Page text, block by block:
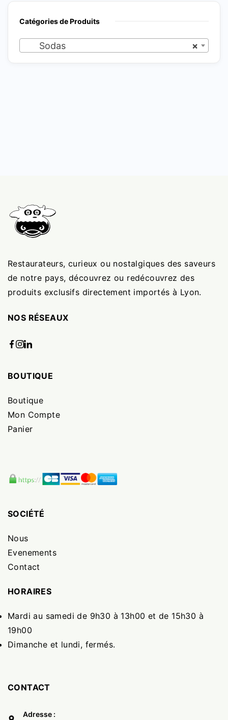
Catégories de Produits
×
Sodas
Restaurateurs, curieux ou nostalgiques des saveurs
de notre pays, découvrez ou redécouvrez des
produits exclusifs directement importés à Lyon.
NOS RÉSEAUX
BOUTIQUE
Boutique
Mon Compte
Panier
SOCIÉTÉ
Nous
Evenements
Contact
HORAIRES
Mardi au samedi de 9h30 à 13h00 et de 15h30 à
19h00
Dimanche et lundi, fermés.
CONTACT
Adresse :